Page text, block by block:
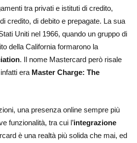
tra privati e istituti di credito,
credito, di debito e prepagate. La sua
Uniti nel 1966, quando un gruppo di
della California formarono la
. Il nome Mastercard però risale
era Master Charge: The
una presenza online sempre più
funzionalità, tra cui l’integrazione
è una realtà più solida che mai, ed